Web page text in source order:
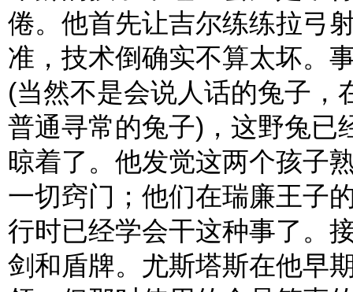
倦。他首先让吉尔练练拉弓
准，技术倒确实不算太坏。
(当然不是会说人话的兔子，
普通寻常的兔子)，这野兔已
晾着了。他发觉这两个孩子
一切窍门；他们在瑞廉王子
行时已经学会干这种事了。
剑和盾牌。尤斯塔斯在他早